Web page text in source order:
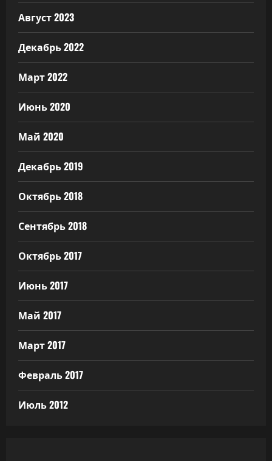
Август 2023
Декабрь 2022
Март 2022
Июнь 2020
Май 2020
Декабрь 2019
Октябрь 2018
Сентябрь 2018
Октябрь 2017
Июнь 2017
Май 2017
Март 2017
Февраль 2017
Июль 2012